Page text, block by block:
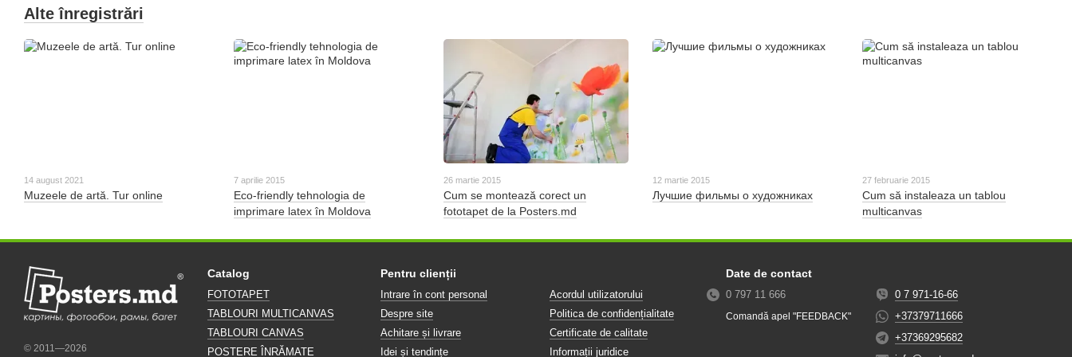
Alte înregistrări
14 august 2021
Muzeele de artă. Tur online
7 aprilie 2015
Eco-friendly tehnologia de
imprimare latex în Moldova
26 martie 2015
Cum se montează corect un
fototapet de la Posters.md
12 martie 2015
Лучшие фильмы о художниках
27 februarie 2015
Cum să instaleaza un tablou
multicanvas
© 2011—2026
Catalog
FOTOTAPET
TABLOURI MULTICANVAS
TABLOURI CANVAS
POSTERE ÎNRĂMATE
Pentru clienții
Intrare în cont personal
Despre site
Achitare și livrare
Idei și tendințe
Acordul utilizatorului
Politica de confidențialitate
Certificate de calitate
Informații juridice
Date de contact
0 797 11 666
Comandă apel "FEEDBACK"
0 7 971-16-66
+37379711666
+37369295682